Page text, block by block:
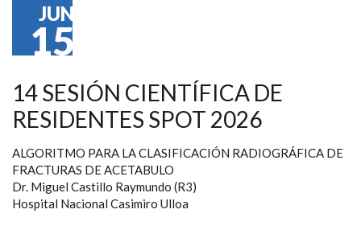
JUN
15
14 SESIÓN CIENTÍFICA DE
RESIDENTES SPOT 2026
ALGORITMO PARA LA CLASIFICACIÓN RADIOGRÁFICA DE
FRACTURAS DE ACETABULO
Dr. Miguel Castillo Raymundo (R3)
Hospital Nacional Casimiro Ulloa